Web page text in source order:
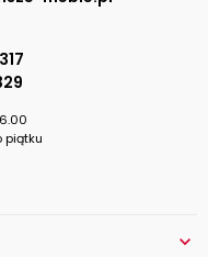
piątku
